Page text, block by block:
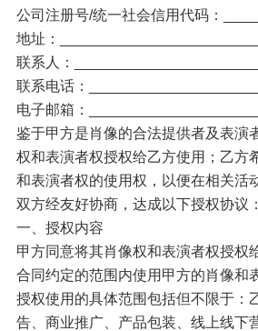
公司注册号/统一社会信用代码：
地址：
联系人：
联系电话：
电子邮箱：
鉴于甲方是肖像的合法提供者及表演
权和表演者权授权给乙方使用；乙方
和表演者权的使用权，以便在相关活
双方经友好协商，达成以下授权协议：
一、授权内容
甲方同意将其肖像权和表演者权授权
合同约定的范围内使用甲方的肖像和
授权使用的具体范围包括但不限于：
告、商业推广、产品包装、线上线下